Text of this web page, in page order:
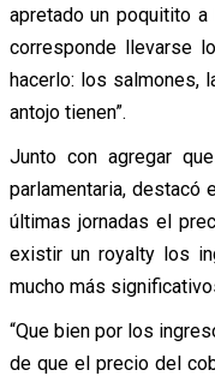
apretado un poquitito
corresponde llevarse
hacerlo: los salmones,
antojo tienen”.
Junto con agregar
parlamentaria, destacó
últimas jornadas el
existir un royalty los
mucho más
“Que bien por los
de que el precio del